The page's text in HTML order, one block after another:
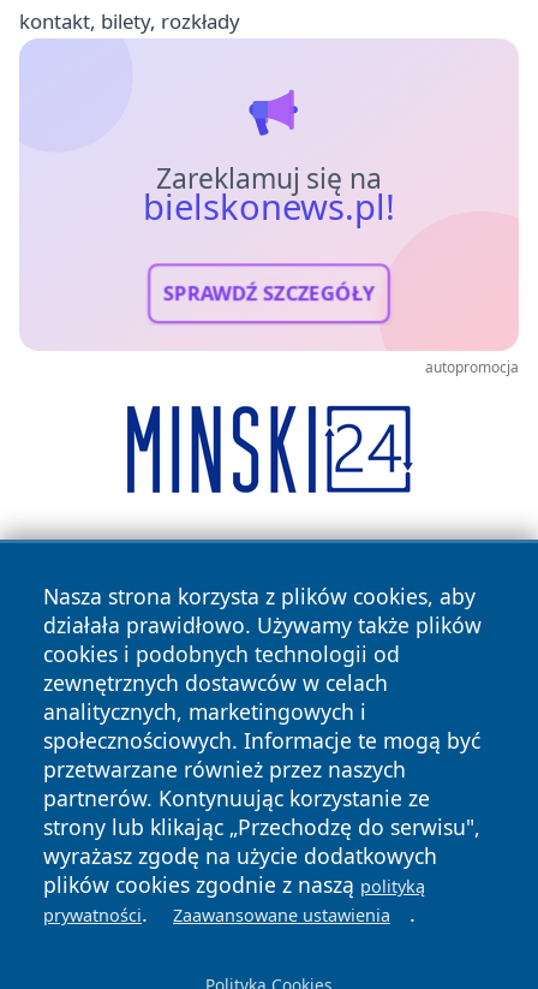
kontakt, bilety, rozkłady
Zareklamuj się na
bielskonews.pl!
SPRAWDŹ SZCZEGÓŁY
autopromocja
Nasza strona korzysta z plików cookies, aby
działała prawidłowo. Używamy także plików
cookies i podobnych technologii od
zewnętrznych dostawców w celach
analitycznych, marketingowych i
społecznościowych. Informacje te mogą być
przetwarzane również przez naszych
partnerów. Kontynuując korzystanie ze
strony lub klikając „Przechodzę do serwisu",
wyrażasz zgodę na użycie dodatkowych
plików cookies zgodnie z naszą polityką
prywatności. Zaawansowane ustawienia .
Copyright © 2026 bielskonews.pl Wszystkie prawa
zastrzeżone.
News Autorzy
Polityka
Prywatności
Polityka
Cookies